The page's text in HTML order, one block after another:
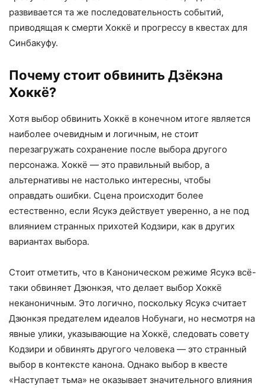
развивается та же последовательность событий,
приводящая к смерти Хоккё и прогрессу в квестах для
Синбакуфу.
Почему стоит обвинить Дзёкэна
Хоккё?
Хотя выбор обвинить Хоккё в конечном итоге является
наиболее очевидным и логичным, не стоит
перезагружать сохранение после выбора другого
персонажа. Хоккё — это правильный выбор, а
альтернативы не настолько интересны, чтобы
оправдать ошибки. Сцена происходит более
естественно, если Ясукэ действует уверенно, а не под
влиянием странных прихотей Кодзири, как в других
вариантах выбора.
Стоит отметить, что в Каноническом режиме Ясукэ всё-
таки обвиняет Дзюнкэя, что делает выбор Хоккё
неканоничным. Это логично, поскольку Ясукэ считает
Дзюнкэя предателем идеалов Нобунаги, но несмотря на
явные улики, указывающие на Хоккё, следовать совету
Кодзири и обвинять другого человека — это странный
выбор в контексте канона. Однако выбор в квесте
«Наступает тьма» не оказывает значительного влияния